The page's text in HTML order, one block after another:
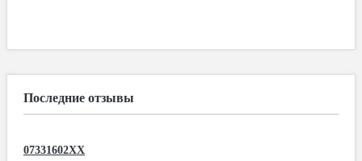
Последние отзывы
07331602XX